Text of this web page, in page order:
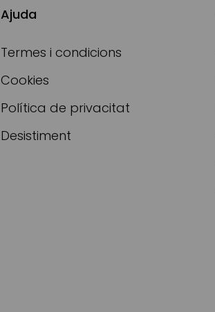
Ajuda
Termes i condicions
Cookies
Política de privacitat
Desistiment